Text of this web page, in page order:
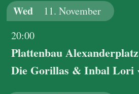
Wed 11. November
20:00
Plattenbau Alexanderplatz
Die Gorillas & Inbal Lori